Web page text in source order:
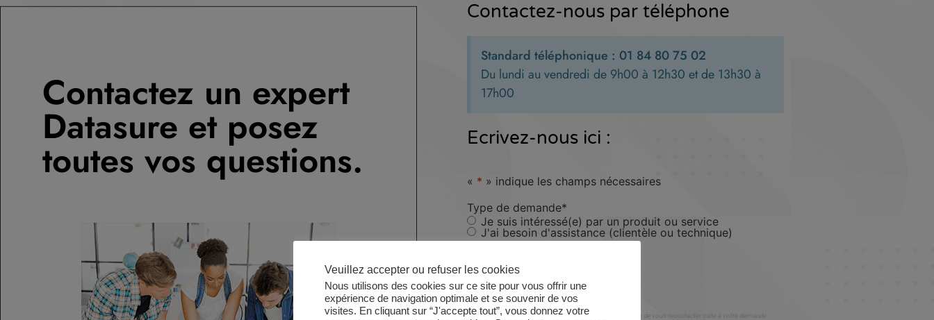
Contactez un expert
Datasure et posez
toutes vos questions.
Contactez-nous par téléphone
Standard téléphonique : 01 84 80 75 02
Du lundi au vendredi de 9h00 à 12h30 et de 13h30 à
17h00
Ecrivez-nous ici :
« * » indique les champs nécessaires
Type de demande*
Je suis intéressé(e) par un produit ou service
J'ai besoin d'assistance (clientèle ou technique)
Vos données personnelles ne sont traitées qu’aux seules fins de vous recontacter suite à votre demande
Veuillez accepter ou refuser les cookies
Nous utilisons des cookies sur ce site pour vous offrir une
expérience de navigation optimale et se souvenir de vos
visites. En cliquant sur “J'accepte tout”, vous donnez votre